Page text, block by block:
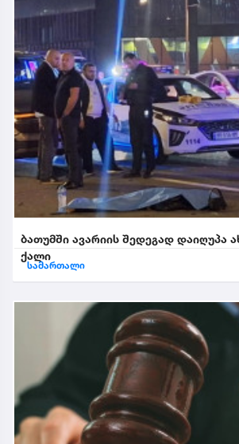
ბათუმში ავარიის შედეგად დაიღუპა
ქალი
სამართალი